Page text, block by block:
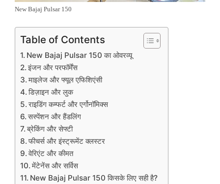
New Bajaj Pulsar 150
Table of Contents
New Bajaj Pulsar 150 का ओवरव्यू
इंजन और परफॉर्मेंस
माइलेज और फ्यूल एफिशिएंसी
डिज़ाइन और लुक
राइडिंग कम्फर्ट और एर्गोनॉमिक्स
सस्पेंशन और हैंडलिंग
ब्रेकिंग और सेफ्टी
फीचर्स और इंस्ट्रूमेंट क्लस्टर
वेरिएंट और कीमत
मेंटेनेंस और सर्विस
New Bajaj Pulsar 150 किसके लिए सही है?